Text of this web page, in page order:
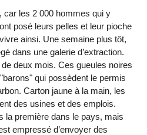
car les 2 000 hommes qui y
posé leurs pelles et leur pioche
ainsi. Une semaine plus tôt,
dans une galerie d’extraction.
deux mois. Ces gueules noires
qui possèdent le permis
Carton jaune à la main, les
des usines et des emplois.
la première dans le pays, mais
empressé d’envoyer des